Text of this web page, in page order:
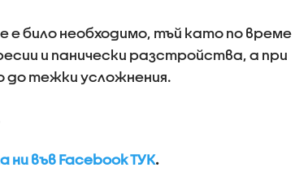
е било необходимо, тъй като по време
и панически разстройства, а при
до тежки усложнения.
във Facebook ТУК.